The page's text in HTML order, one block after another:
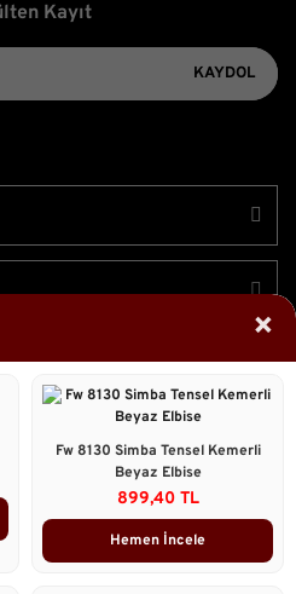
×
Fw 8130 Simba Tensel Kemerli
Beyaz Elbise
899,40 TL
Hemen İncele
Kayıt
KAYDOL
Edin!